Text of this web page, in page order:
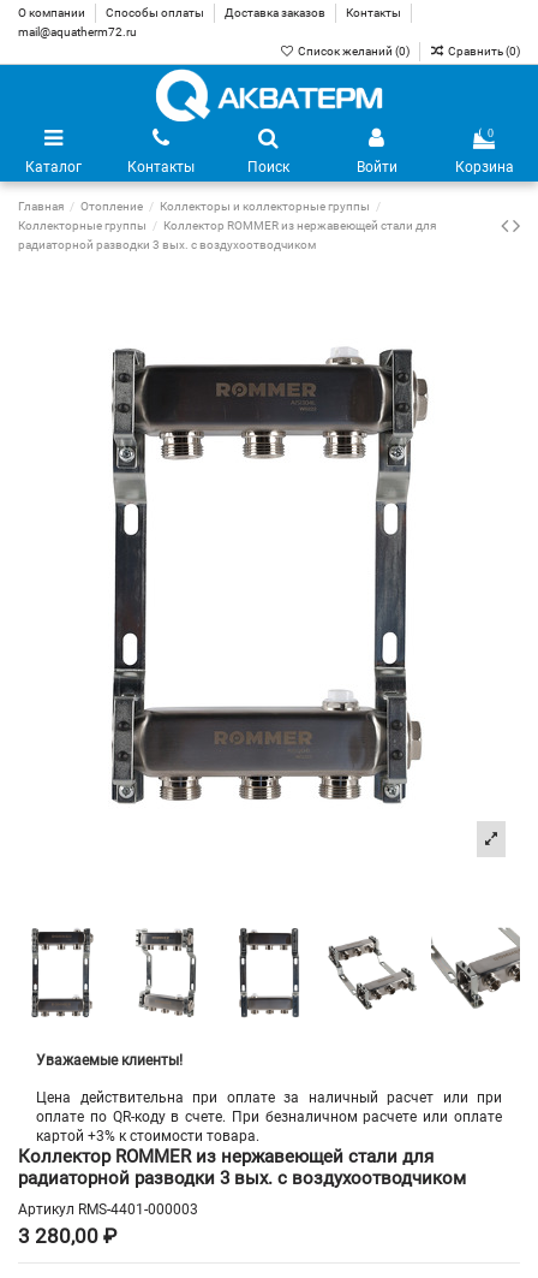
О компании Способы оплаты Доставка заказов
Контакты
mail@aquatherm72.ru
Список желаний (0) Сравнить (0)
Каталог Контакты Поиск Войти
0
Корзина
Главная Отопление
Коллекторы и коллекторные группы
Коллекторные группы
Коллектор ROMMER из нержавеющей стали для
радиаторной разводки 3 вых. с воздухоотводчиком
Уважаемые клиенты!
Цена действительна при оплате за наличный расчет или при
оплате по QR-коду в счете. При безналичном расчете или оплате
картой +3% к стоимости товара.
Коллектор ROMMER из нержавеющей стали для
радиаторной разводки 3 вых. с воздухоотводчиком
Артикул RMS-4401-000003
3 280,00 ₽